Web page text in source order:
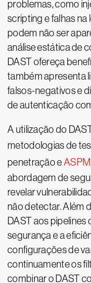
problemas, como
scripting e falhas
podem não ser
análise estática de
DAST ofereça
também apresenta
falsos-negativos e
de autenticação
A utilização do
metodologias de
penetração eASPM
abordagem de
revelar
não detectar. Além
DAST aos pipelines
segurança e a
configurações de
continuamente os
combinar o DAST